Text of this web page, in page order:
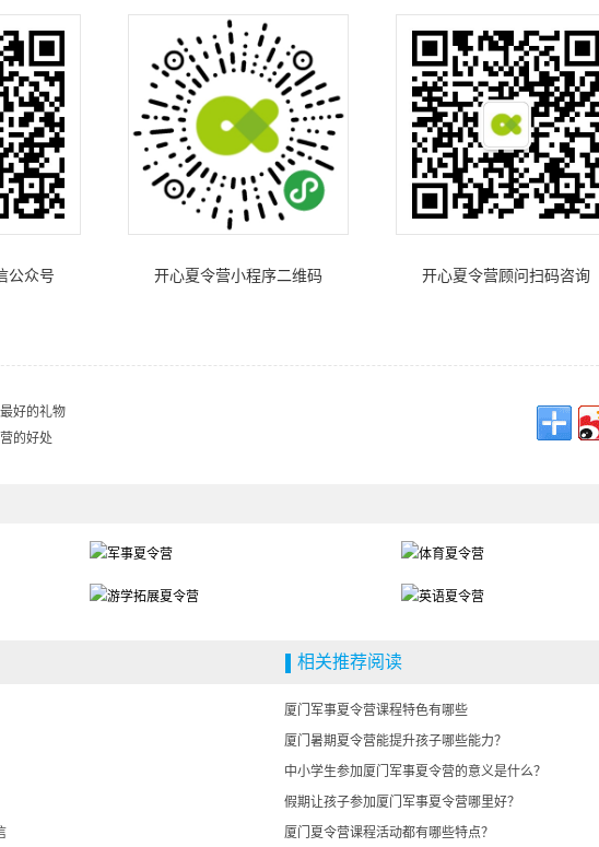
公众号 开心夏令营小程序二维码 开心夏令营顾问扫码咨询
好的礼物
的好处
相关推荐阅读
厦门军事夏令营课程特色有哪些
厦门暑期夏令营能提升孩子哪些能力？
中小学生参加厦门军事夏令营的意义是什么？
假期让孩子参加厦门军事夏令营哪里好？
厦门夏令营课程活动都有哪些特点？